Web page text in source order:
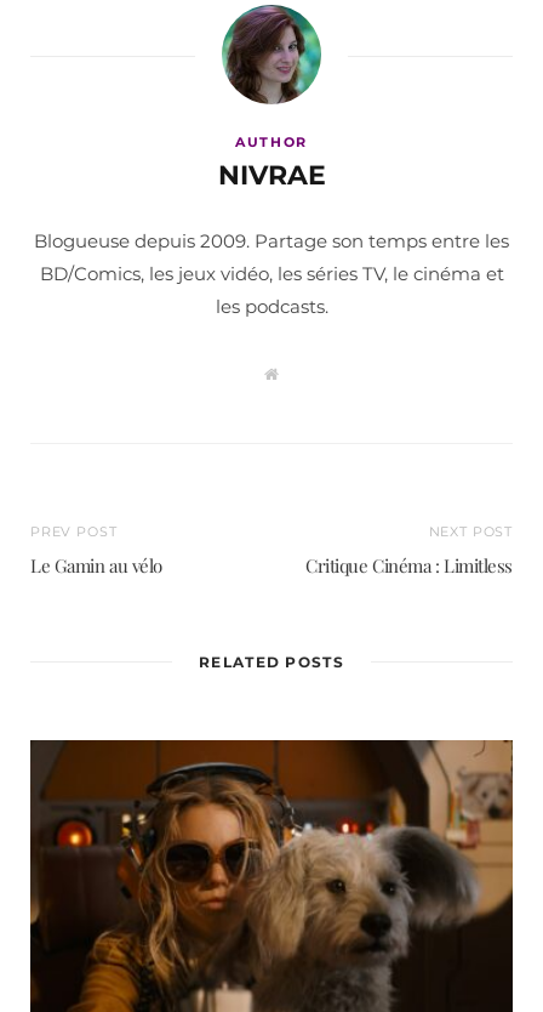
AUTHOR
NIVRAE
Blogueuse depuis 2009. Partage son temps entre les
BD/Comics, les jeux vidéo, les séries TV, le cinéma et
les podcasts.
W
PREV POST
Le Gamin au vélo
NEXT POST
Critique Cinéma : Limitless
RELATED POSTS